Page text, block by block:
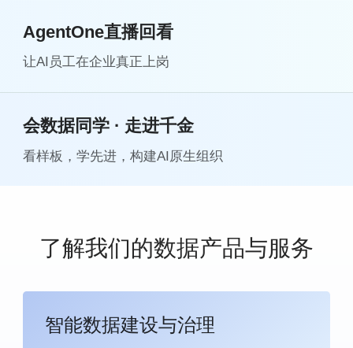
AgentOne直播回看
让AI员工在企业真正上岗
会数据同学 · 走进千金
看样板，学先进，构建AI原生组织
了解我们的数据产品与服务
智能数据建设与治理